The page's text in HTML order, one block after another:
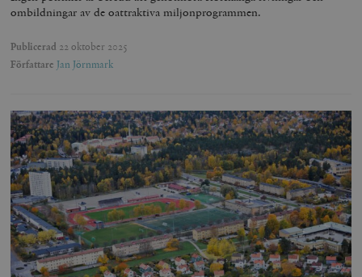
ombildningar av de oattraktiva miljonprogrammen.
Publicerad 22 oktober 2025
Författare Jan Jörnmark